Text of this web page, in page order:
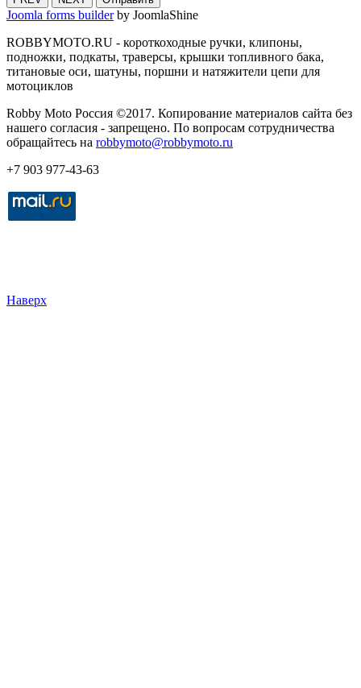
Joomla forms builderby JoomlaShine
ROBBYMOTO.RU - короткоходные ручки, клипоны,
подножки, подкаты, траверсы, крышки топливного бака,
титановые оси, шатуны, поршни и натяжители цепи для
мотоциклов
Robby Moto Россия ©2017. Копирование материалов сайта без
нашего согласия - запрещено. По вопросам сотрудничества
обращайтесь на robbymoto@robbymoto.ru
+7 903 977-43-63
Наверх